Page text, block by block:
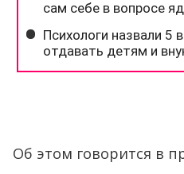
Об этом говорится в